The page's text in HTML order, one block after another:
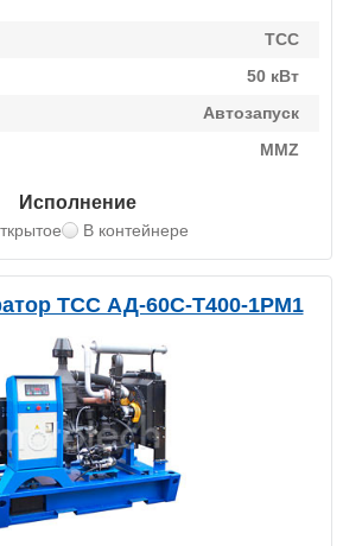
ТСС
50 кВт
Автозапуск
MMZ
Исполнение
В контейнере
ТСС АД-60С-Т400-1РМ1